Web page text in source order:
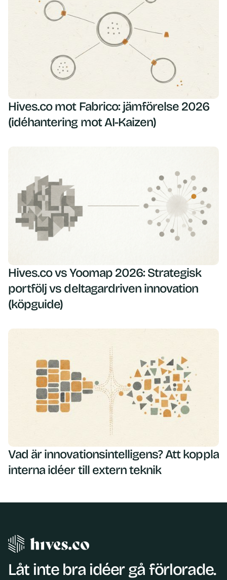
Hives.co mot Fabrico: jämförelse 2026
(idéhantering mot AI-Kaizen)
Hives.co vs Yoomap 2026: Strategisk
portfölj vs deltagardriven innovation
(köpguide)
Vad är innovationsintelligens? Att koppla
interna idéer till extern teknik
Låt inte bra idéer gå förlorade.